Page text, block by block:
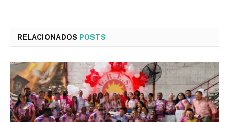
RELACIONADOS POSTS